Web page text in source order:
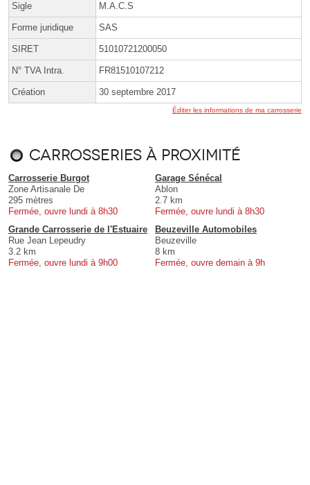
Sigle M.A.C.S
Forme juridique SAS
SIRET 51010721200050
N° TVA Intra. FR81510107212
Création 30 septembre 2017
Éditer les informations de ma carrosserie
Carrosseries à proximité
Carrosserie Burgot
Zone Artisanale De
295 mètres
Fermée, ouvre lundi à 8h30
Garage Sénécal
Ablon
2.7 km
Fermée, ouvre lundi à 8h30
Grande Carrosserie de l'Estuaire
Rue Jean Lepeudry
3.2 km
Fermée, ouvre lundi à 9h00
Beuzeville Automobiles
Beuzeville
8 km
Fermée, ouvre demain à 9h